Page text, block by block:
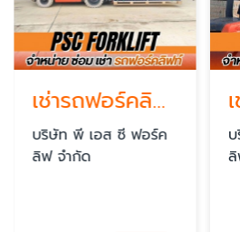
เช่ารถฟอร์คลิฟท์ นนทบุรี
บริษัท พี เอส ซี ฟอร์ค
ลิฟ จำกัด